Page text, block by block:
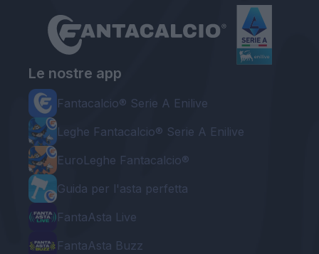
Le nostre app
Fantacalcio® Serie A Enilive
Leghe Fantacalcio® Serie A Enilive
EuroLeghe Fantacalcio®
Guida per l'asta perfetta
FantaAsta Live
FantaAsta Buzz